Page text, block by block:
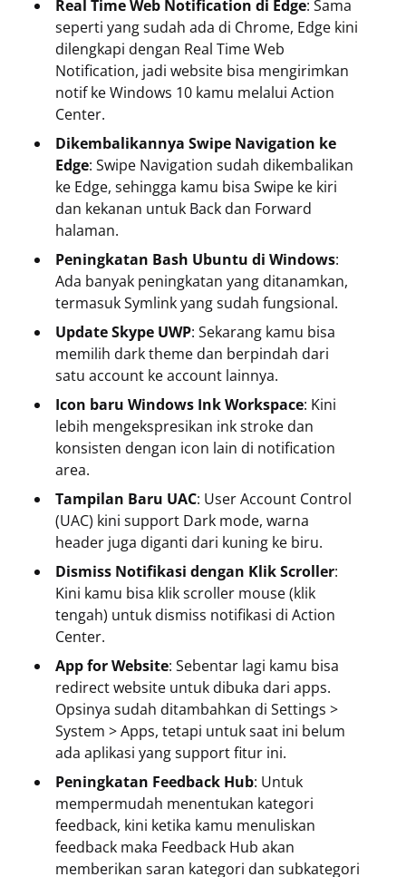
Real Time Web Notification di Edge: Sama
seperti yang sudah ada di Chrome, Edge kini
dilengkapi dengan Real Time Web
Notification, jadi website bisa mengirimkan
notif ke Windows 10 kamu melalui Action
Center.
Dikembalikannya Swipe Navigation ke
Edge: Swipe Navigation sudah dikembalikan
ke Edge, sehingga kamu bisa Swipe ke kiri
dan kekanan untuk Back dan Forward
halaman.
Peningkatan Bash Ubuntu di Windows:
Ada banyak peningkatan yang ditanamkan,
termasuk Symlink yang sudah fungsional.
Update Skype UWP: Sekarang kamu bisa
memilih dark theme dan berpindah dari
satu account ke account lainnya.
Icon baru Windows Ink Workspace: Kini
lebih mengekspresikan ink stroke dan
konsisten dengan icon lain di notification
area.
Tampilan Baru UAC: User Account Control
(UAC) kini support Dark mode, warna
header juga diganti dari kuning ke biru.
Dismiss Notifikasi dengan Klik Scroller:
Kini kamu bisa klik scroller mouse (klik
tengah) untuk dismiss notifikasi di Action
Center.
App for Website: Sebentar lagi kamu bisa
redirect website untuk dibuka dari apps.
Opsinya sudah ditambahkan di Settings >
System > Apps, tetapi untuk saat ini belum
ada aplikasi yang support fitur ini.
Peningkatan Feedback Hub: Untuk
mempermudah menentukan kategori
feedback, kini ketika kamu menuliskan
feedback maka Feedback Hub akan
memberikan saran kategori dan subkategori